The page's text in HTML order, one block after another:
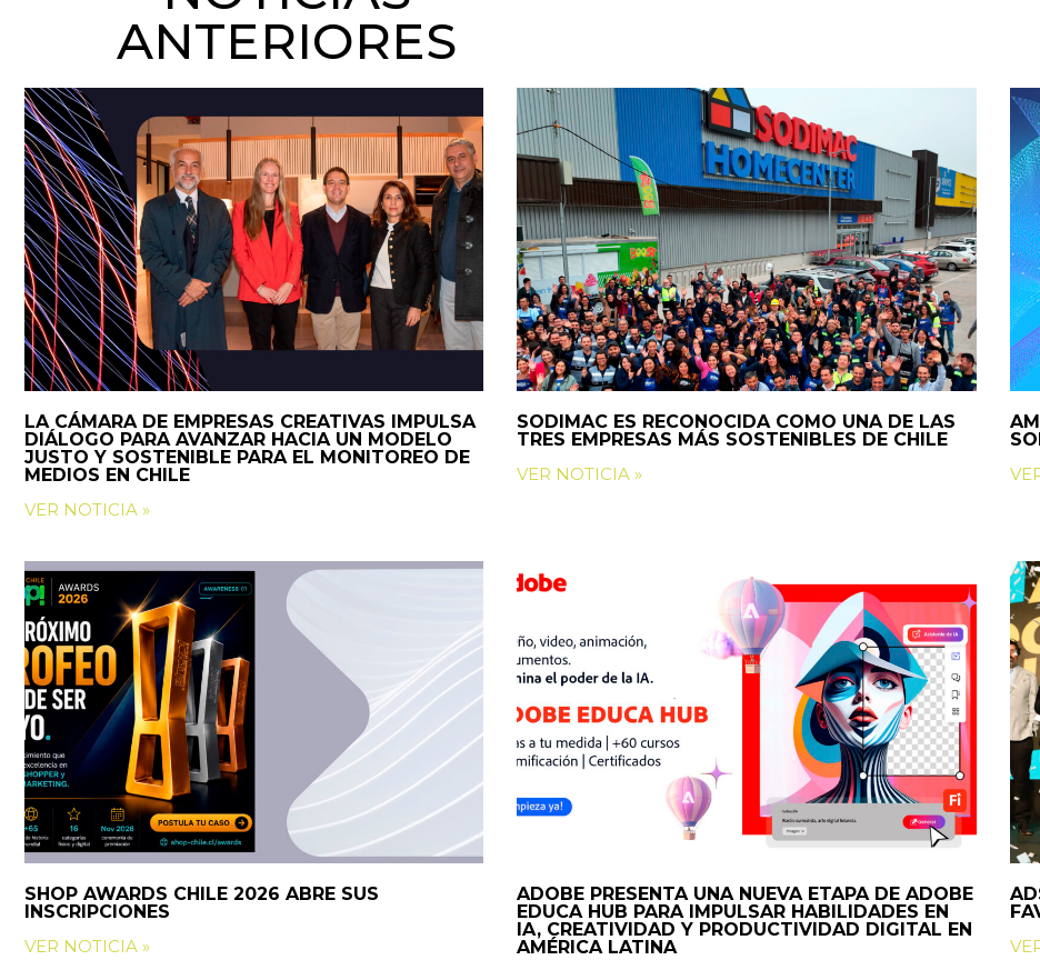
ANTERIORES
LA CÁMARA DE EMPRESAS CREATIVAS IMPULSA
DIÁLOGO PARA AVANZAR HACIA UN MODELO
JUSTO Y SOSTENIBLE PARA EL MONITOREO DE
MEDIOS EN CHILE
VER NOTICIA »
SODIMAC ES RECONOCIDA COMO UNA DE LAS
TRES EMPRESAS MÁS SOSTENIBLES DE CHILE
VER NOTICIA »
SHOP AWARDS CHILE 2026 ABRE SUS
INSCRIPCIONES
VER NOTICIA »
ADOBE PRESENTA UNA NUEVA ETAPA DE ADOBE
EDUCA HUB PARA IMPULSAR HABILIDADES EN
IA, CREATIVIDAD Y PRODUCTIVIDAD DIGITAL EN
AMÉRICA LATINA